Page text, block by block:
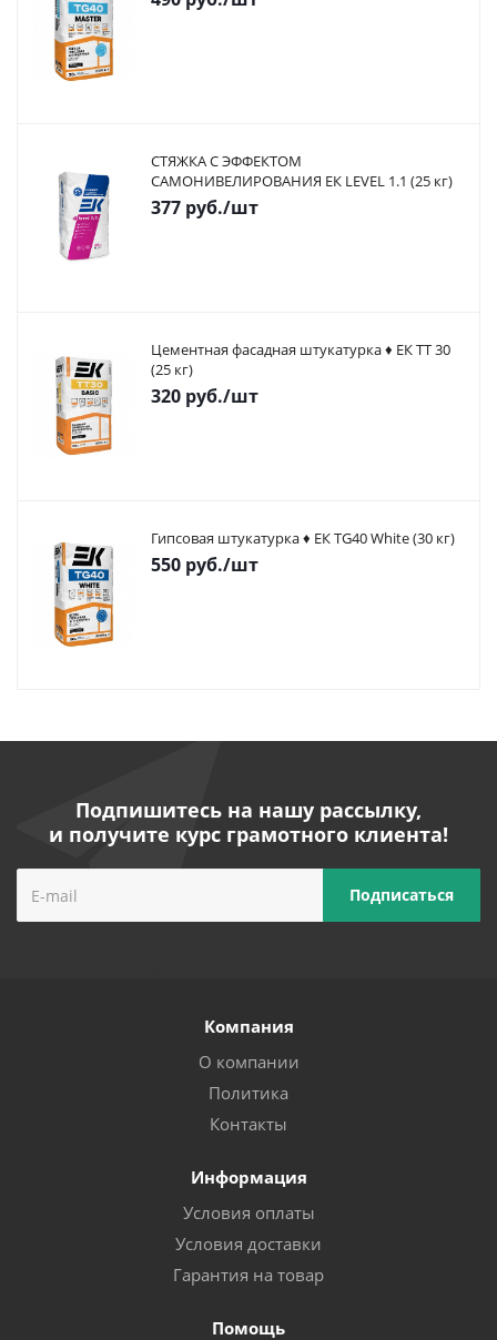
СТЯЖКА С ЭФФЕКТОМ
САМОНИВЕЛИРОВАНИЯ ЕК LEVEL 1.1 (25 кг)
377 руб./шт
Цементная фасадная штукатурка ♦ ЕК ТТ 30
(25 кг)
320 руб./шт
Гипсовая штукатурка ♦ ЕК TG40 White (30 кг)
550 руб./шт
Подпишитесь на нашу рассылку,
и получите курс грамотного клиента!
Компания
О компании
Политика
Контакты
Информация
Условия оплаты
Условия доставки
Гарантия на товар
Помощь